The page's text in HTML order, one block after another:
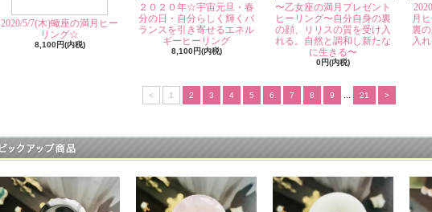
2020/5/7(木)蠍座の満月ヒー
リング☆
8,100円(内税)
２０２０年☆宇宙元旦・春
分の日・自分らしく輝くバ
ランスを引き寄せるエネル
ギーヒーリング
8,100円(内税)
〜乙女座の満月プレゼント
ヒーリング〜自分自身の裏
の顔、リリスの質を受け入
れる。自然と調和し新たな
に生きる〜
0円(内税)
月
裏
入
< 1 2 3 4 5 6 7 8 9 21 >